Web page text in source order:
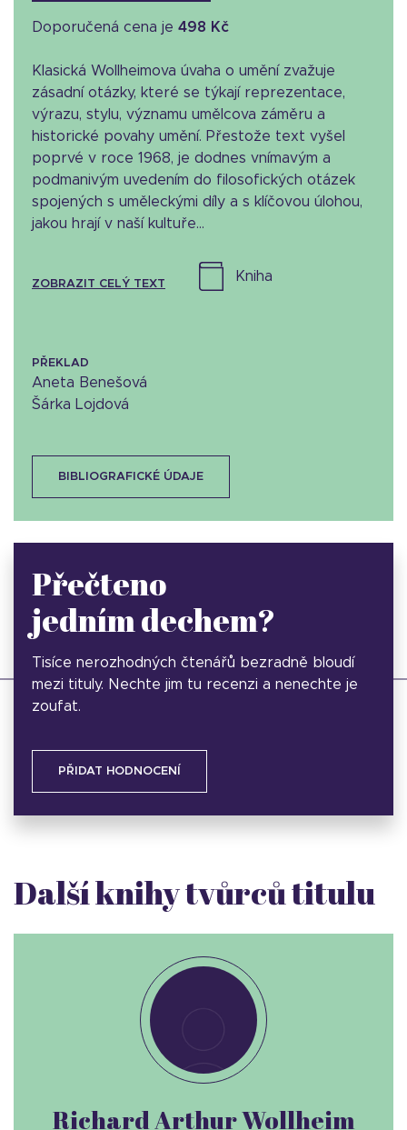
Doporučená cena je 498 Kč
Klasická Wollheimova úvaha o umění zvažuje
zásadní otázky, které se týkají reprezentace,
výrazu, stylu, významu umělcova záměru a
historické povahy umění. Přestože text vyšel
poprvé v roce 1968, je dodnes vnímavým a
podmanivým uvedením do filosofických otázek
spojených s uměleckými díly a s klíčovou úlohou,
jakou hrají v naší kultuře...
ZOBRAZIT CELÝ TEXT
kniha
PŘEKLAD
Aneta Benešová
Šárka Lojdová
BIBLIOGRAFICKÉ ÚDAJE
Přečteno
jedním dechem?
Tisíce nerozhodných čtenářů bezradně bloudí
mezi tituly. Nechte jim tu recenzi a nenechte je
zoufat.
PŘIDAT HODNOCENÍ
Další knihy tvůrců titulu
Richard Arthur Wollheim